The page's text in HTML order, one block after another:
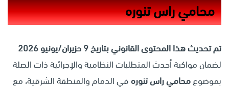
محامي راس تنوره
تم تحديث هذا المحتوى القانوني بتاريخ 9 حزيران/يونيو 2026
لضمان مواكبة أحدث المتطلبات النظامية والإجرائية ذات الصلة
بموضوعمحامي راس تنورهفي الدمام والمنطقة الشرقية، مع